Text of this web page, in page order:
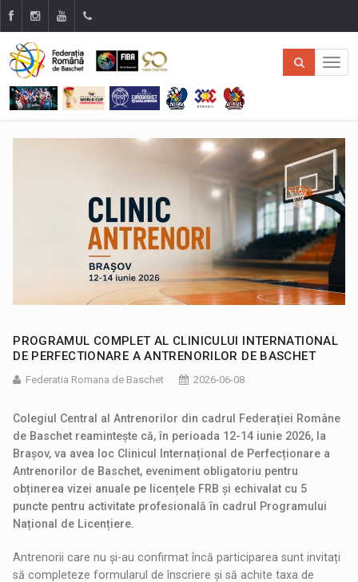
PROGRAMUL COMPLET AL CLINICULUI INTERNATIONAL
DE PERFECTIONARE A ANTRENORILOR DE BASCHET
Federatia Romana de Baschet 2026-06-08
Colegiul Central al Antrenorilor din cadrul Federației Române
de Baschet reamintește că, în perioada 12-14 iunie 2026, la
Brașov, va avea loc Clinicul Internațional de Perfecționare a
Antrenorilor de Baschet, eveniment obligatoriu pentru
obținerea vizei anuale pe licențele FRB și echivalat cu 5
puncte pentru activitate profesională în cadrul Programului
Național de Licențiere.
Antrenorii care nu și-au confirmat încă participarea sunt invitați
să completeze formularul de înscriere și să achite taxa de